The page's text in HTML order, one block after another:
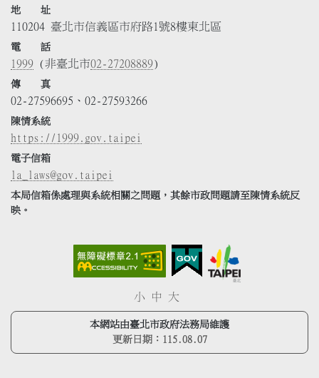
地 址
110204 臺北市信義區市府路1號8樓東北區
電 話
1999 (非臺北市02-27208889)
傳 真
02-27596695、02-27593266
陳情系統
https://1999.gov.taipei
電子信箱
la_laws@gov.taipei
本局信箱係處理與系統相關之問題，其餘市政問題請至陳情系統反
映。
小 中 大
本網站由臺北市政府法務局維護
更新日期： 115.08.07